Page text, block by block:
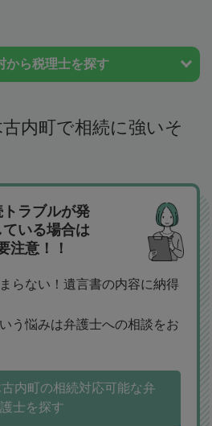
から税理士を探す
内町で相続に強いそ
トラブルが発
ている場合は
注意！！
らない！遺言書の内容に納得
う悩みは弁護士への相談をお
内町の相続対応可能な弁
護士を探す